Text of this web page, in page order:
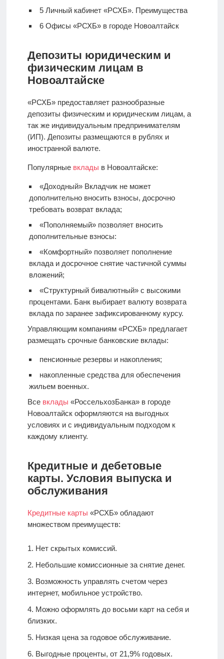
5Личный кабинет «РСХБ». Преимущества
6Офисы «РСХБ» в городе Новоалтайск
Депозиты юридическим и
физическим лицам в
Новоалтайске
«РСХБ» предоставляет разнообразные
депозиты физическим и юридическим лицам, а
так же индивидуальным предпринимателям
(ИП). Депозиты размещаются в рублях и
иностранной валюте.
Популярные вклады в Новоалтайске:
«Доходный» Вкладчик не может
дополнительно вносить взносы, досрочно
требовать возврат вклада;
«Пополняемый» позволяет вносить
дополнительные взносы:
«Комфортный» позволяет пополнение
вклада и досрочное снятие частичной суммы
вложений;
«Структурный бивалютный» с высокими
процентами. Банк выбирает валюту возврата
вклада по заранее зафиксированному курсу.
Управляющим компаниям «РСХБ» предлагает
размещать срочные банковские вклады:
пенсионные резервы и накопления;
накопленные средства для обеспечения
жильем военных.
Все вклады «РоссельхозБанка» в городе
Новоалтайск оформляются на выгодных
условиях и с индивидуальным подходом к
каждому клиенту.
Кредитные и дебетовые
карты. Условия выпуска и
обслуживания
Кредитные карты «РСХБ» обладают
множеством преимуществ:
Нет скрытых комиссий.
Небольшие комиссионные за снятие денег.
Возможность управлять счетом через
интернет, мобильное устройство.
Можно оформлять до восьми карт на себя и
близких.
Низкая цена за годовое обслуживание.
Выгодные проценты, от 21,9% годовых.